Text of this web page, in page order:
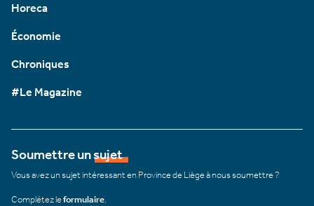
Horeca
Économie
Chroniques
#Le Magazine
Soumettre un sujet
Vous avez un sujet intéressant en Province de Liège à nous soumettre ?
Complétez leformulaire